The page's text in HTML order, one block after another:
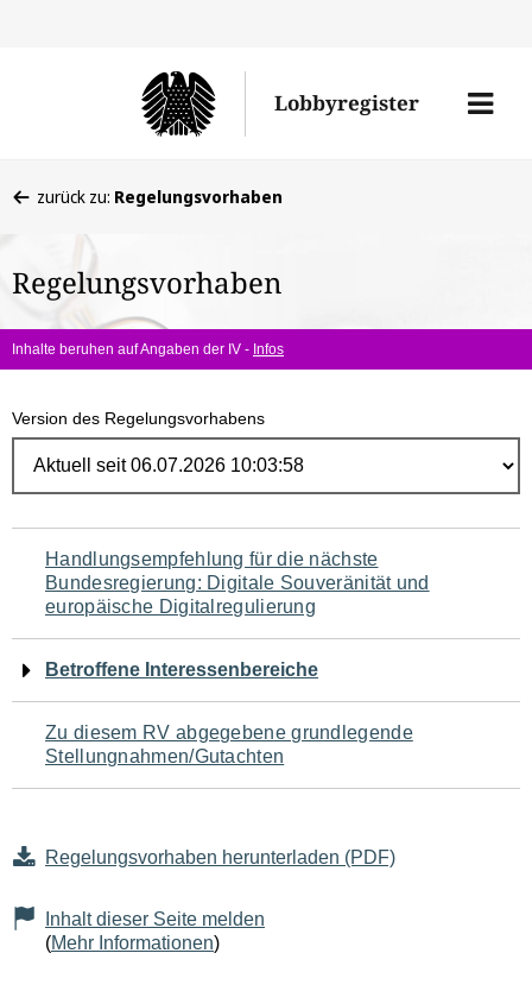
Lobbyregister
Menü
befinden
hier:
zurück zu: Regelungsvorhaben
Regelungsvorhaben
Inhalte beruhen auf Angaben der IV - Infos
Version des Regelungsvorhabens
Navigation
für
den
Seiteninhalt
Handlungsempfehlung für die nächste
Bundesregierung: Digitale Souveränität und
europäische Digitalregulierung
Betroffene Interessenbereiche
Zu diesem RV abgegebene grundlegende
Stellungnahmen/Gutachten
Regelungsvorhaben herunterladen (PDF)
Inhalt dieser Seite melden
(Mehr Informationen)